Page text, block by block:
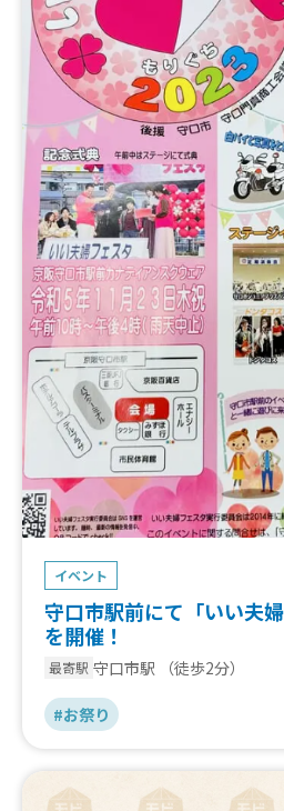
イベント
守口市駅前にて「いい夫
を開催！
最寄駅 守口市駅 （徒歩2分）
#お祭り